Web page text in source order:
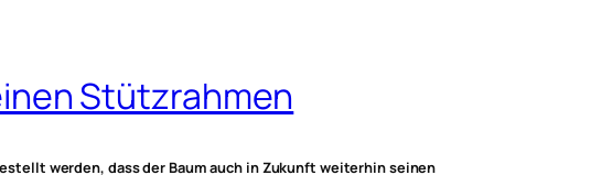
Stützrahmen
werden, dass der Baum auch in Zukunft weiterhin seinen